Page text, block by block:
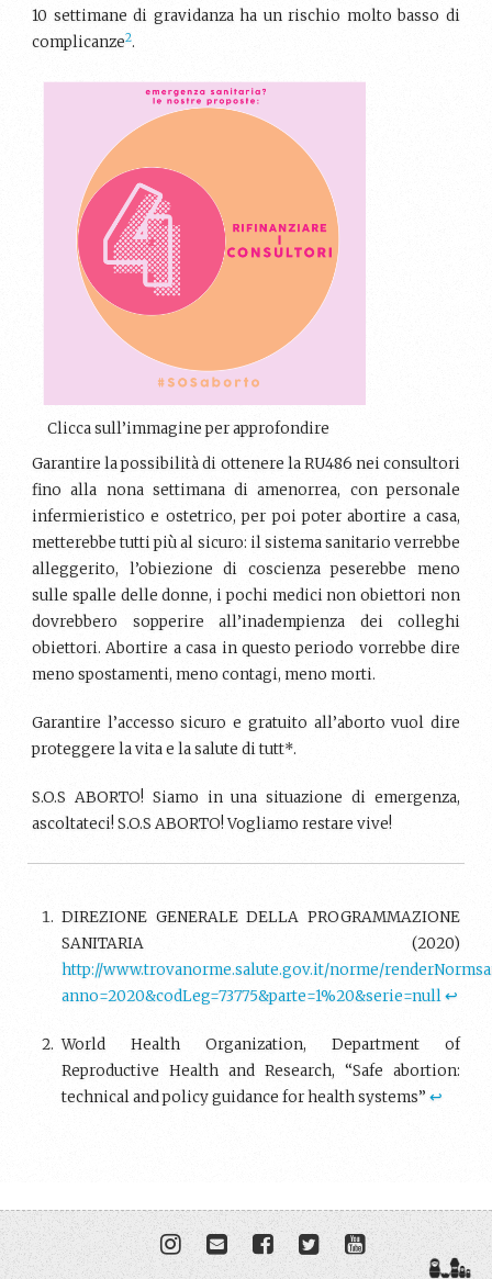
10 settimane di gravidanza ha un rischio molto basso di
complicanze2.
Clicca sull’immagine per approfondire
Garantire la possibilità di ottenere la RU486 nei consultori
fino alla nona settimana di amenorrea, con personale
infermieristico e ostetrico, per poi poter abortire a casa,
metterebbe tutti più al sicuro: il sistema sanitario verrebbe
alleggerito, l’obiezione di coscienza peserebbe meno
sulle spalle delle donne, i pochi medici non obiettori non
dovrebbero sopperire all’inadempienza dei colleghi
obiettori. Abortire a casa in questo periodo vorrebbe dire
meno spostamenti, meno contagi, meno morti.
Garantire l’accesso sicuro e gratuito all’aborto vuol dire
proteggere la vita e la salute di tutt*.
S.O.S ABORTO! Siamo in una situazione di emergenza,
ascoltateci! S.O.S ABORTO! Vogliamo restare vive!
DIREZIONE GENERALE DELLA PROGRAMMAZIONE
SANITARIA (2020)
http://www.trovanorme.salute.gov.it/norme/
anno=2020&codLeg=73775&parte=1%20&serie=null↩︎
World Health Organization, Department of
Reproductive Health and Research, “Safe abortion:
technical and policy guidance for health systems”↩︎